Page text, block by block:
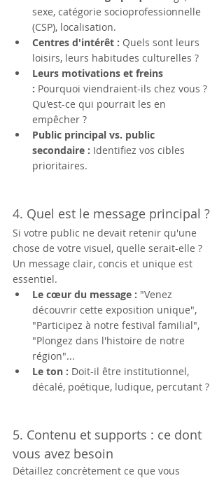
sexe, catégorie socioprofessionnelle
(CSP), localisation.
Centres d'intérêt : Quels sont leurs
loisirs, leurs habitudes culturelles ?
Leurs motivations et freins
: Pourquoi viendraient-ils chez vous ?
Qu'est-ce qui pourrait les en
empêcher ?
Public principal vs. public
secondaire : Identifiez vos cibles
prioritaires.
4. Quel est le message principal ?
Si votre public ne devait retenir qu'une
chose de votre visuel, quelle serait-elle ?
Un message clair, concis et unique est
essentiel.
Le cœur du message : "Venez
découvrir cette exposition unique",
"Participez à notre festival familial",
"Plongez dans l'histoire de notre
région"...
Le ton : Doit-il être institutionnel,
décalé, poétique, ludique, percutant ?
5. Contenu et supports : ce dont
vous avez besoin
Détaillez concrètement ce que vous